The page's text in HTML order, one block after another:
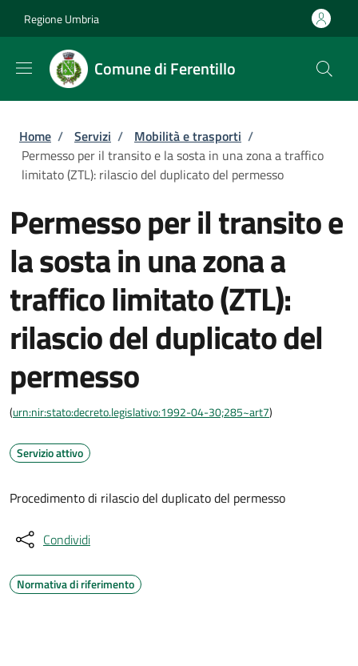
Regione Umbria
Comune di Ferentillo
Briciole di pane
Home / Servizi / Mobilità e trasporti /
Permesso per il transito e la sosta in una zona a traffico
limitato (ZTL): rilascio del duplicato del permesso
Permesso per il transito e
la sosta in una zona a
traffico limitato (ZTL):
rilascio del duplicato del
permesso
(urn:nir:stato:decreto.legislativo:1992-04-30;285~art7)
Servizio attivo
Procedimento di rilascio del duplicato del permesso
Condividi
Normativa di riferimento